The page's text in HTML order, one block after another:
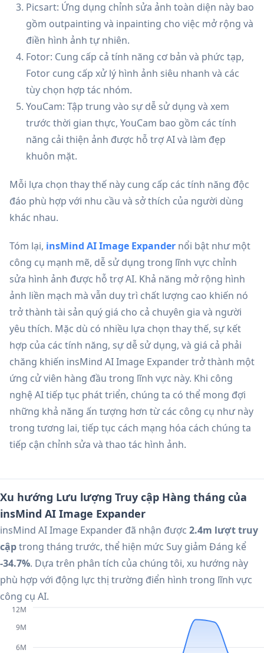
Picsart: Ứng dụng chỉnh sửa ảnh toàn diện này bao
gồm outpainting và inpainting cho việc mở rộng và
điền hình ảnh tự nhiên.
Fotor: Cung cấp cả tính năng cơ bản và phức tạp,
Fotor cung cấp xử lý hình ảnh siêu nhanh và các
tùy chọn hợp tác nhóm.
YouCam: Tập trung vào sự dễ sử dụng và xem
trước thời gian thực, YouCam bao gồm các tính
năng cải thiện ảnh được hỗ trợ AI và làm đẹp
khuôn mặt.
Mỗi lựa chọn thay thế này cung cấp các tính năng độc
đáo phù hợp với nhu cầu và sở thích của người dùng
khác nhau.
Tóm lại, insMind AI Image Expander nổi bật như một
công cụ mạnh mẽ, dễ sử dụng trong lĩnh vực chỉnh
sửa hình ảnh được hỗ trợ AI. Khả năng mở rộng hình
ảnh liền mạch mà vẫn duy trì chất lượng cao khiến nó
trở thành tài sản quý giá cho cả chuyên gia và người
yêu thích. Mặc dù có nhiều lựa chọn thay thế, sự kết
hợp của các tính năng, sự dễ sử dụng, và giá cả phải
chăng khiến insMind AI Image Expander trở thành một
ứng cử viên hàng đầu trong lĩnh vực này. Khi công
nghệ AI tiếp tục phát triển, chúng ta có thể mong đợi
những khả năng ấn tượng hơn từ các công cụ như này
trong tương lai, tiếp tục cách mạng hóa cách chúng ta
tiếp cận chỉnh sửa và thao tác hình ảnh.
Xu hướng Lưu lượng Truy cập Hàng tháng của
insMind AI Image Expander
insMind AI Image Expander đã nhận được 2.4m lượt truy
cậptrong tháng trước, thể hiện mức Suy giảm Đáng kể
-34.7%. Dựa trên phân tích của chúng tôi, xu hướng này
phù hợp với động lực thị trường điển hình trong lĩnh vực
công cụ AI.
6M
9M
12M